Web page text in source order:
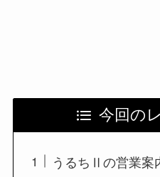
今回の
うるちⅡの営業案